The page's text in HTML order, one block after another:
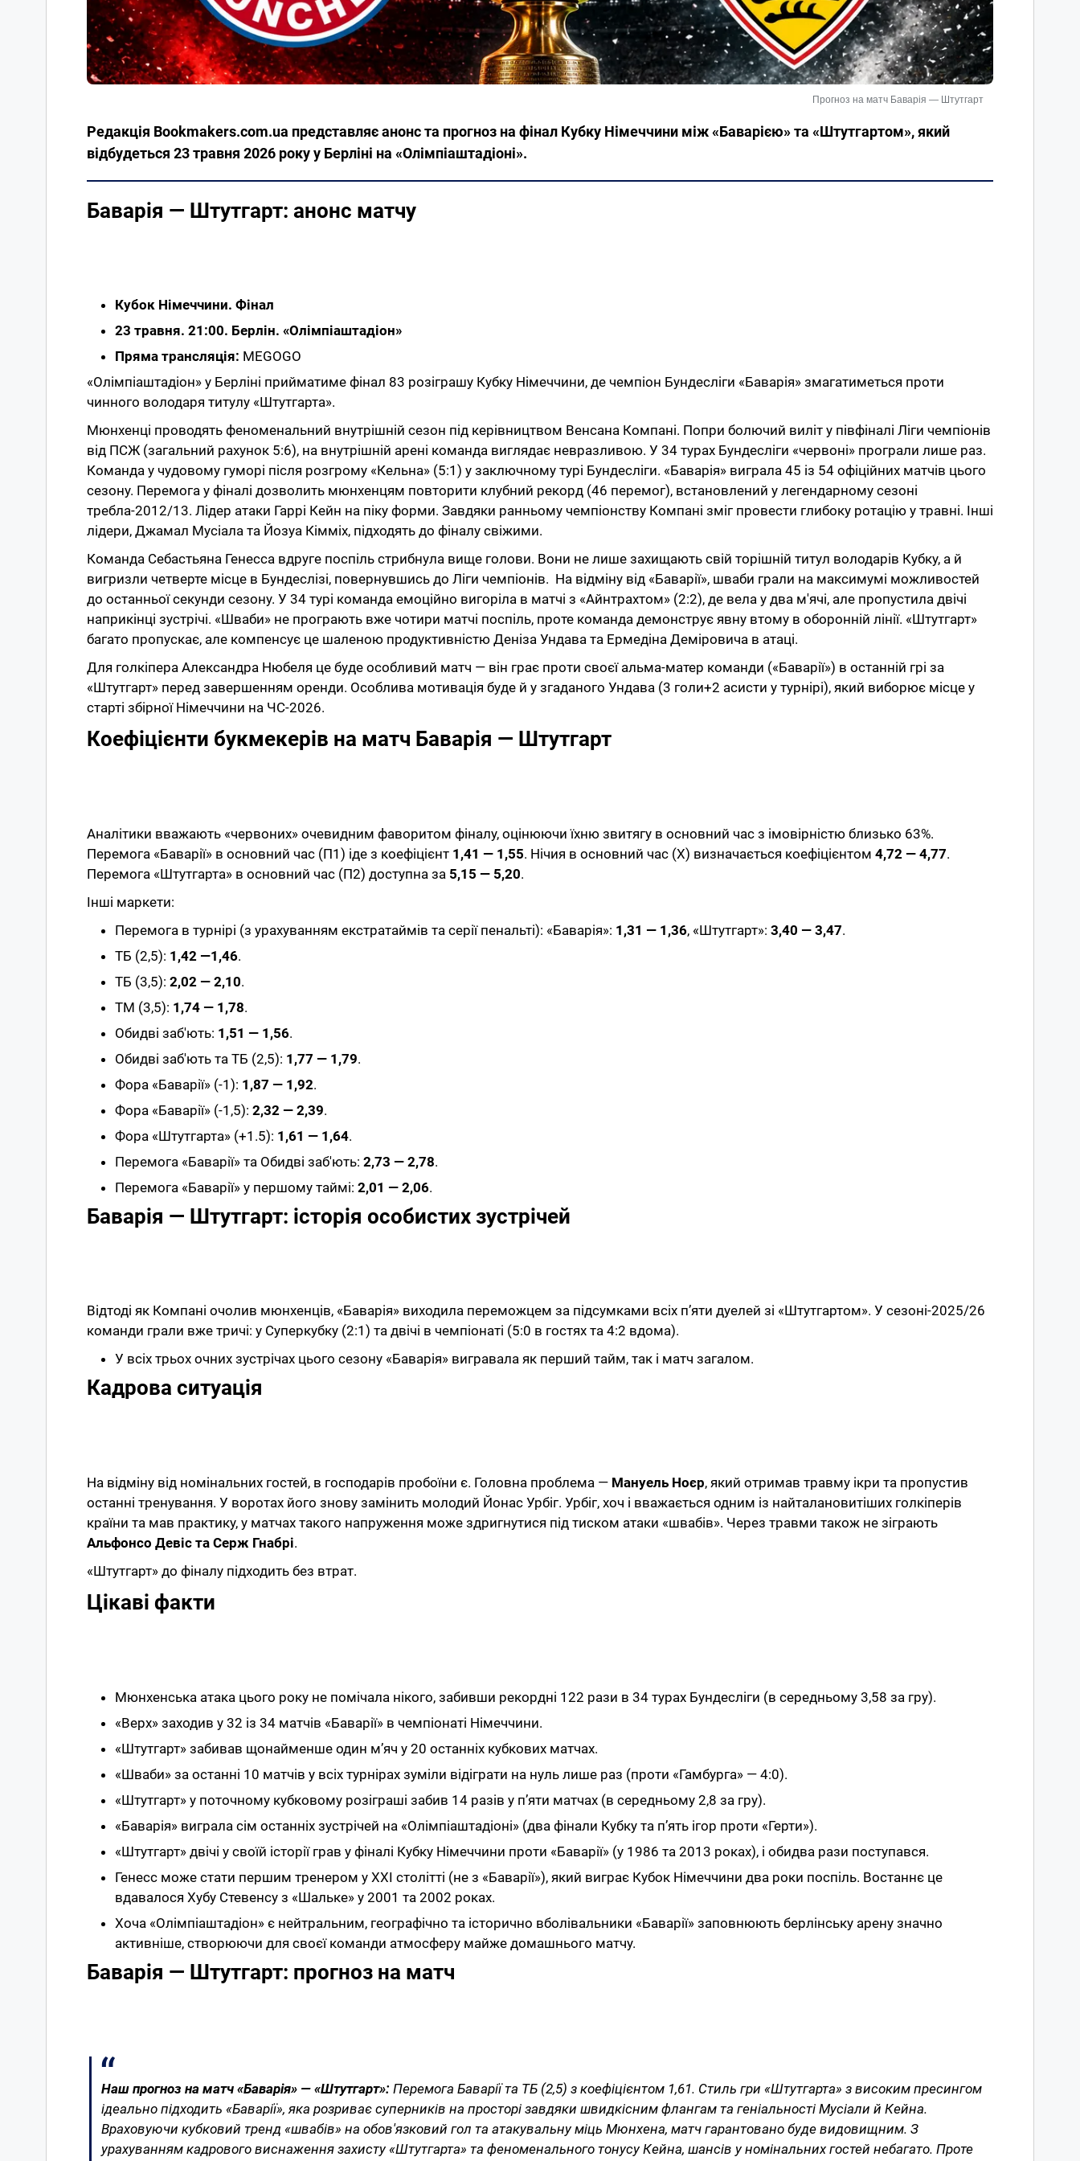
Прогноз на матч Баварія — Штутгарт
Редакція Bookmakers.com.ua представляє анонс та прогноз на фінал Кубку Німеччини між «Баварією» та «Штутгартом», який
відбудеться 23 травня 2026 року у Берліні на «Олімпіаштадіоні».
Баварія — Штутгарт: анонс матчу
Кубок Німеччини. Фінал
23 травня. 21:00. Берлін. «Олімпіаштадіон»
Пряма трансляція: MEGOGO
«Олімпіаштадіон» у Берліні прийматиме фінал 83 розіграшу Кубку Німеччини, де чемпіон Бундесліги «Баварія» змагатиметься проти
чинного володаря титулу «Штутгарта».
Мюнхенці проводять феноменальний внутрішній сезон під керівництвом Венсана Компані. Попри болючий виліт у півфіналі Ліги чемпіонів
від ПСЖ (загальний рахунок 5:6), на внутрішній арені команда виглядає невразливою. У 34 турах Бундесліги «червоні» програли лише раз.
Команда у чудовому гуморі після розгрому «Кельна» (5:1) у заключному турі Бундесліги. «Баварія» виграла 45 із 54 офіційних матчів цього
сезону. Перемога у фіналі дозволить мюнхенцям повторити клубний рекорд (46 перемог), встановлений у легендарному сезоні
требла-2012/13. Лідер атаки Гаррі Кейн на піку форми. Завдяки ранньому чемпіонству Компані зміг провести глибоку ротацію у травні. Інші
лідери, Джамал Мусіала та Йозуа Кімміх, підходять до фіналу свіжими.
Команда Себастьяна Генесса вдруге поспіль стрибнула вище голови. Вони не лише захищають свій торішній титул володарів Кубку, а й
вигризли четверте місце в Бундеслізі, повернувшись до Ліги чемпіонів. На відміну від «Баварії», шваби грали на максимумі можливостей
до останньої секунди сезону. У 34 турі команда емоційно вигоріла в матчі з «Айнтрахтом» (2:2), де вела у два м'ячі, але пропустила двічі
наприкінці зустрічі. «Шваби» не програють вже чотири матчі поспіль, проте команда демонструє явну втому в оборонній лінії. «Штутгарт»
багато пропускає, але компенсує це шаленою продуктивністю Деніза Ундава та Ермедіна Деміровича в атаці.
Для голкіпера Александра Нюбеля це буде особливий матч — він грає проти своєї альма-матер команди («Баварії») в останній грі за
«Штутгарт» перед завершенням оренди. Особлива мотивація буде й у згаданого Ундава (3 голи+2 асисти у турнірі), який виборює місце у
старті збірної Німеччини на ЧС-2026.
Коефіцієнти букмекерів на матч Баварія — Штутгарт
Аналітики вважають «червоних» очевидним фаворитом фіналу, оцінюючи їхню звитягу в основний час з імовірністю близько 63%.
Перемога «Баварії» в основний час (П1) іде з коефіцієнт 1,41 — 1,55. Нічия в основний час (Х) визначається коефіцієнтом 4,72 — 4,77.
Перемога «Штутгарта» в основний час (П2) доступна за 5,15 — 5,20.
Інші маркети:
Перемога в турнірі (з урахуванням екстратаймів та серії пенальті): «Баварія»: 1,31 — 1,36, «Штутгарт»: 3,40 — 3,47.
ТБ (2,5): 1,42 —1,46.
ТБ (3,5): 2,02 — 2,10.
ТМ (3,5): 1,74 — 1,78.
Обидві заб'ють: 1,51 — 1,56.
Обидві заб'ють та ТБ (2,5): 1,77 — 1,79.
Фора «Баварії» (-1): 1,87 — 1,92.
Фора «Баварії» (-1,5): 2,32 — 2,39.
Фора «Штутгарта» (+1.5): 1,61 — 1,64.
Перемога «Баварії» та Обидві заб'ють: 2,73 — 2,78.
Перемога «Баварії» у першому таймі: 2,01 — 2,06.
Баварія — Штутгарт: історія особистих зустрічей
Відтоді як Компані очолив мюнхенців, «Баварія» виходила переможцем за підсумками всіх п’яти дуелей зі «Штутгартом». У сезоні-2025/26
команди грали вже тричі: у Суперкубку (2:1) та двічі в чемпіонаті (5:0 в гостях та 4:2 вдома).
У всіх трьох очних зустрічах цього сезону «Баварія» вигравала як перший тайм, так і матч загалом.
Кадрова ситуація
На відміну від номінальних гостей, в господарів пробоїни є. Головна проблема — Мануель Ноєр, який отримав травму ікри та пропустив
останні тренування. У воротах його знову замінить молодий Йонас Урбіг. Урбіг, хоч і вважається одним із найталановитіших голкіперів
країни та мав практику, у матчах такого напруження може здригнутися під тиском атаки «швабів». Через травми також не зіграють
Альфонсо Девіс та Серж Гнабрі.
«Штутгарт» до фіналу підходить без втрат.
Цікаві факти
Мюнхенська атака цього року не помічала нікого, забивши рекордні 122 рази в 34 турах Бундесліги (в середньому 3,58 за гру).
«Верх» заходив у 32 із 34 матчів «Баварії» в чемпіонаті Німеччини.
«Штутгарт» забивав щонайменше один м’яч у 20 останніх кубкових матчах.
«Шваби» за останні 10 матчів у всіх турнірах зуміли відіграти на нуль лише раз (проти «Гамбурга» — 4:0).
«Штутгарт» у поточному кубковому розіграші забив 14 разів у п’яти матчах (в середньому 2,8 за гру).
«Баварія» виграла сім останніх зустрічей на «Олімпіаштадіоні» (два фінали Кубку та п’ять ігор проти «Герти»).
«Штутгарт» двічі у своїй історії грав у фіналі Кубку Німеччини проти «Баварії» (у 1986 та 2013 роках), і обидва рази поступався.
Генесс може стати першим тренером у XXI столітті (не з «Баварії»), який виграє Кубок Німеччини два роки поспіль. Востаннє це
вдавалося Хубу Стевенсу з «Шальке» у 2001 та 2002 роках.
Хоча «Олімпіаштадіон» є нейтральним, географічно та історично вболівальники «Баварії» заповнюють берлінську арену значно
активніше, створюючи для своєї команди атмосферу майже домашнього матчу.
Баварія — Штутгарт: прогноз на матч
Наш прогноз на матч «Баварія» — «Штутгарт»: Перемога Баварії та ТБ (2,5) з коефіцієнтом 1,61. Стиль гри «Штутгарта» з високим пресингом
ідеально підходить «Баварії», яка розриває суперників на просторі завдяки швидкісним флангам та геніальності Мусіали й Кейна.
Враховуючи кубковий тренд «швабів» на обов'язковий гол та атакувальну міць Мюнхена, матч гарантовано буде видовищним. З
урахуванням кадрового виснаження захисту «Штутгарта» та феноменального тонусу Кейна, шансів у номінальних гостей небагато. Проте